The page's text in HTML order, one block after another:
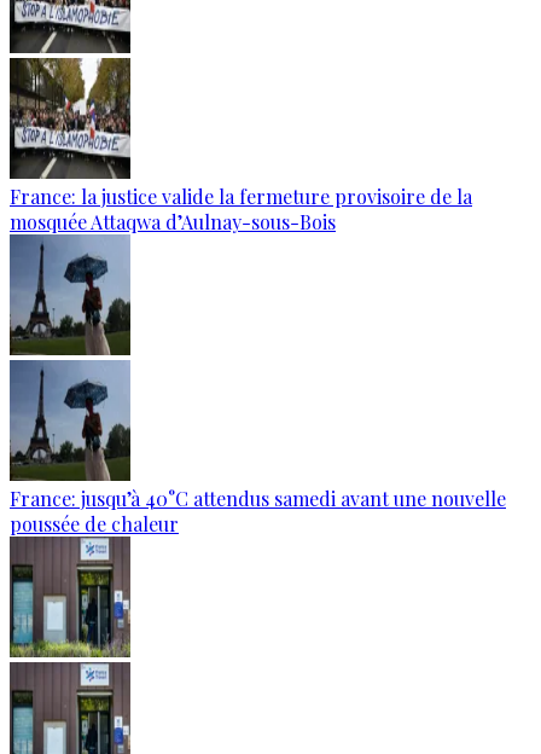
France: la justice valide la fermeture provisoire de la
mosquée Attaqwa d’Aulnay-sous-Bois
France: jusqu’à 40°C attendus samedi avant une nouvelle
poussée de chaleur